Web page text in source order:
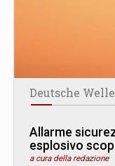
Deutsche Welle
Allarme
esplosivo
a cura della redazione